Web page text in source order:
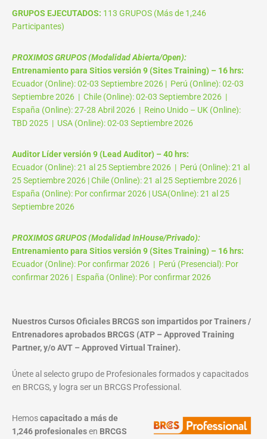
GRUPOS EJECUTADOS: 113 GRUPOS (Más de 1,246
Participantes)
PROXIMOS GRUPOS (Modalidad Abierta/Open):
Entrenamiento para Sitios versión 9 (Sites Training) – 16 hrs:
Ecuador (Online): 02-03 Septiembre 2026 | Perú (Online): 02-03
Septiembre 2026 | Chile (Online): 02-03 Septiembre 2026 |
España (Online): 27-28 Abril 2026 | Reino Unido – UK (Online):
TBD 2025 | USA (Online): 02-03 Septiembre 2026
Auditor Líder versión 9 (Lead Auditor) – 40 hrs:
Ecuador (Online): 21 al 25 Septiembre 2026 | Perú (Online): 21 al
25 Septiembre 2026 | Chile (Online): 21 al 25 Septiembre 2026 |
España (Online): Por confirmar 2026 | USA(Online): 21 al 25
Septiembre 2026
PROXIMOS GRUPOS (Modalidad InHouse/Privado):
Entrenamiento para Sitios versión 9 (Sites Training) – 16 hrs:
Ecuador (Online): Por confirmar 2026 | Perú (Presencial): Por
confirmar 2026 | España (Online): Por confirmar 2026
Nuestros Cursos Oficiales BRCGS son impartidos por Trainers /
Entrenadores aprobados BRCGS (ATP – Approved Training
Partner, y/o AVT – Approved Virtual Trainer).
Únete al selecto grupo de Profesionales formados y capacitados
en BRCGS, y logra ser un BRCGS Professional.
Hemoscapacitado a más de
1,246 profesionalesen BRCGS